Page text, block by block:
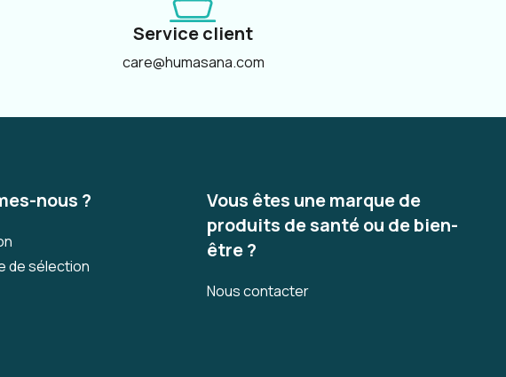
Service client
care@humasana.com
nous ?
de sélection
Vous êtes une marque de
produits de santé ou de bien-
être ?
Nous contacter